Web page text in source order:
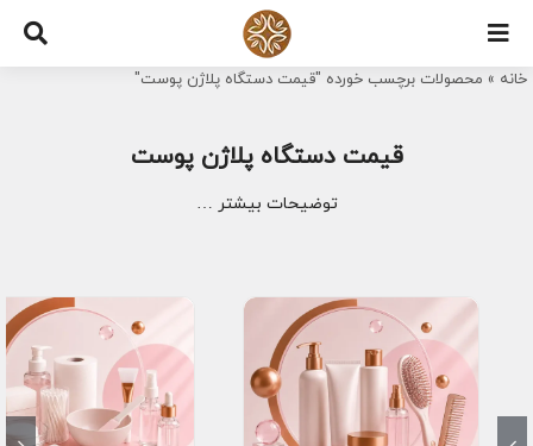
Skip
content
خانه » محصولات برچسب خورده "قیمت دستگاه پلاژن پوست"
قیمت دستگاه پلاژن پوست
توضیحات بیشتر …